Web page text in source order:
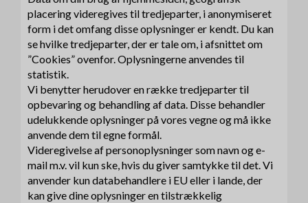
placering videregives til tredjeparter, i anonymiseret
form i det omfang disse oplysninger er kendt. Du kan
se hvilke tredjeparter, der er tale om, i afsnittet om
”Cookies” ovenfor. Oplysningerne anvendes til
statistik.
Vi benytter herudover en række tredjeparter til
opbevaring og behandling af data. Disse behandler
udelukkende oplysninger på vores vegne og må ikke
anvende dem til egne formål.
Videregivelse af personoplysninger som navn og e-
mail m.v. vil kun ske, hvis du giver samtykke til det. Vi
anvender kun databehandlere i EU eller i lande, der
kan give dine oplysninger en tilstrækkelig